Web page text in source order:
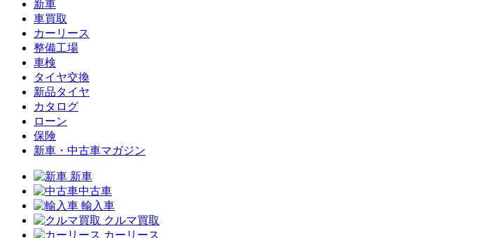
新車
車買取
カーリース
整備工場
車検
タイヤ交換
新品タイヤ
カタログ
ローン
保険
新車・中古車マガジン
新車
中古車
輸入車
クルマ買取
カーリース